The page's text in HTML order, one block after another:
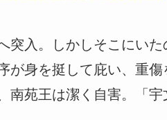
突入。しかしそこにいた
身を挺して庇い、重傷
南苑王は潔く自害。「